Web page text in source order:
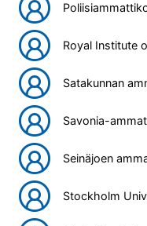
Royal Institute
Satakunnan
Savonia-
Seinäjoen
Stockholm